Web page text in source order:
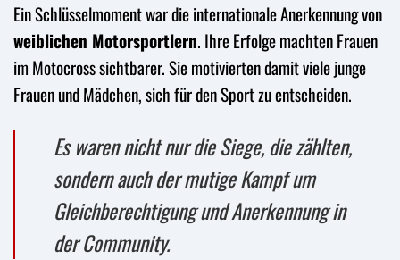
Ein Schlüsselmoment war die internationale Anerkennung von
weiblichen Motorsportlern. Ihre Erfolge machten Frauen
im Motocross sichtbarer. Sie motivierten damit viele junge
Frauen und Mädchen, sich für den Sport zu entscheiden.
Es waren nicht nur die Siege, die zählten,
sondern auch der mutige Kampf um
Gleichberechtigung und Anerkennung in
der Community.